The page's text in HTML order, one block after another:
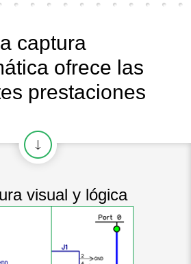
captura
ofrece las
prestaciones
visual y lógica